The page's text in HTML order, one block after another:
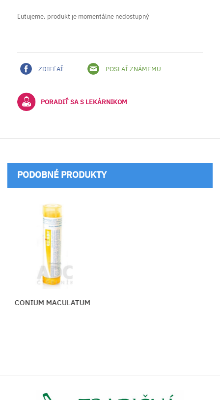
Ľutujeme, produkt je momentálne nedostupný
ZDIEĽAŤ POSLAŤ ZNÁMEMU
PORADIŤ SA S LEKÁRNIKOM
PODOBNÉ PRODUKTY
CONIUM MACULATUM